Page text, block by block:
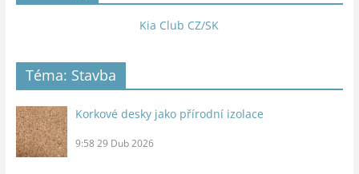
Kia Club CZ/SK
Téma: Stavba
Korkové desky jako přírodní izolace
9:58 29 Dub 2026